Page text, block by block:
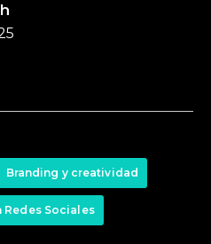
Branding y creatividad
Redes Sociales